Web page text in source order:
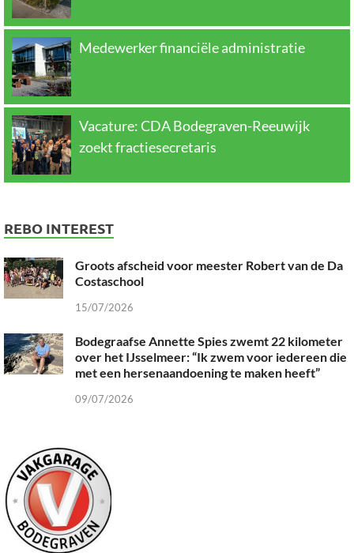
Medewerker financiële administratie
Vacature: CDA Bodegraven-Reeuwijk
zoekt fractiesecretaris
REBO INTEREST
Groots afscheid voor meester Robert van de Da
Costaschool
15/07/2026
Bodegraafse Annette Spies zwemt 22 kilometer
over het IJsselmeer: “Ik zwem voor iedereen die
met een hersenaandoening te maken heeft”
09/07/2026